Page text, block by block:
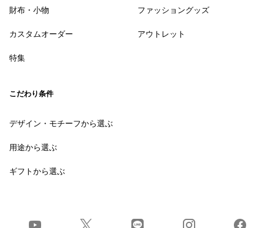
財布・小物 ファッショングッズ
カスタムオーダー アウトレット
特集
こだわり条件
デザイン・モチーフから選ぶ
用途から選ぶ
ギフトから選ぶ